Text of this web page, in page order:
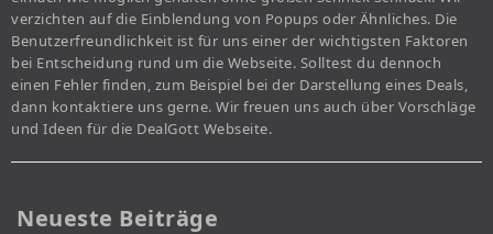
verzichten auf die Einblendung von Popups oder Ähnliches. Die
Benutzerfreundlichkeit ist für uns einer der wichtigsten Faktoren
bei Entscheidung rund um die Webseite. Solltest du dennoch
einen Fehler finden, zum Beispiel bei der Darstellung eines Deals,
dann kontaktiere uns gerne. Wir freuen uns auch über Vorschläge
und Ideen für die DealGott Webseite.
Neueste Beiträge